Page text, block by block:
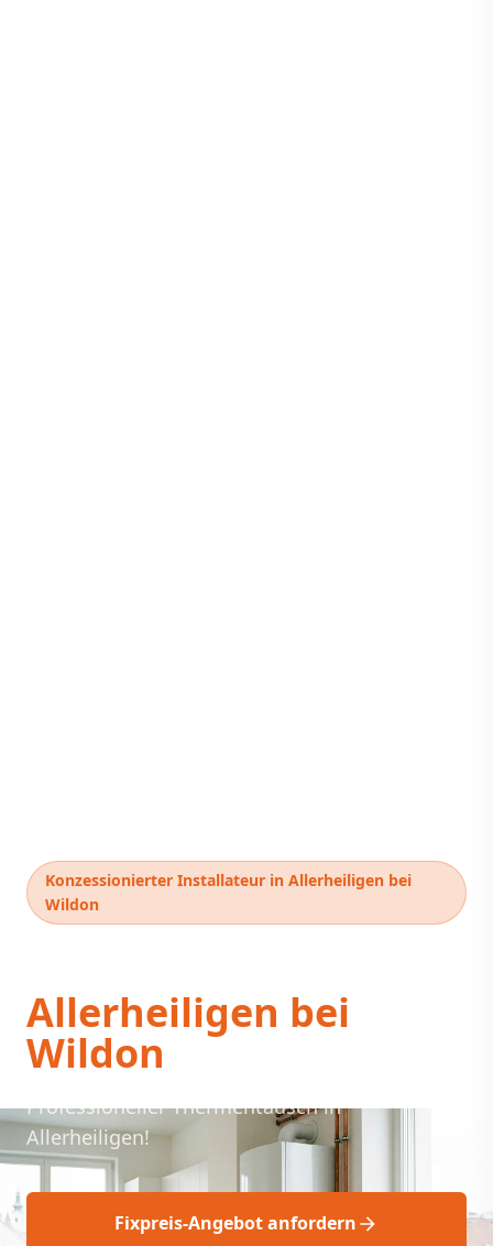
Konzessionierter Installateur in Allerheiligen bei
Wildon
Allerheiligen bei
Wildon
Professioneller Thermentausch in
Allerheiligen!
Fixpreis-Angebot anfordern